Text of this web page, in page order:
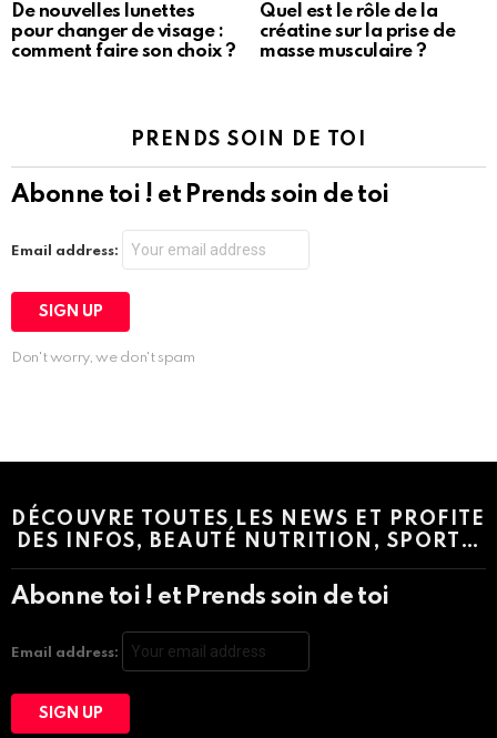
De nouvelles lunettes
pour changer de visage :
comment faire son choix ?
Quel est le rôle de la
créatine sur la prise de
masse musculaire ?
PRENDS SOIN DE TOI
Abonne toi ! et Prends soin de toi
Email address:
Don't worry, we don't spam
DÉCOUVRE TOUTES LES NEWS ET PROFITE
DES INFOS, BEAUTÉ NUTRITION, SPORT…
Abonne toi ! et Prends soin de toi
Email address: